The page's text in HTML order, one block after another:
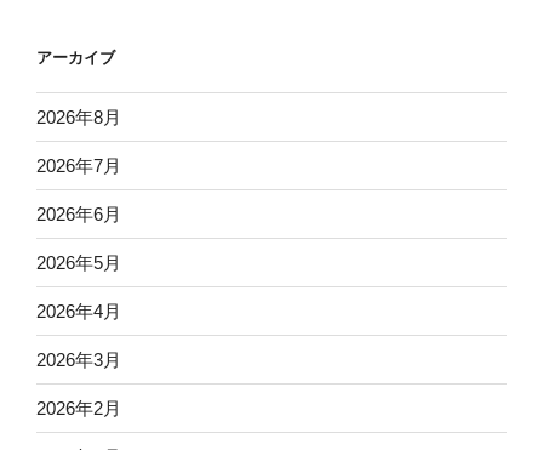
アーカイブ
2026年8月
2026年7月
2026年6月
2026年5月
2026年4月
2026年3月
2026年2月